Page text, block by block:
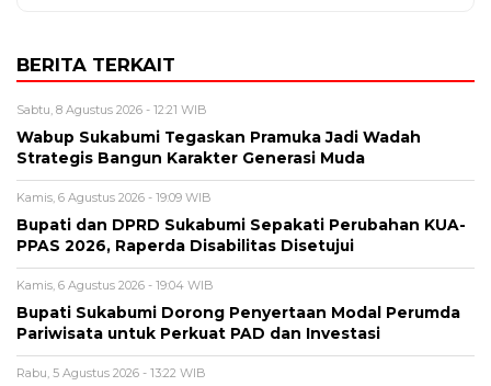
BERITA TERKAIT
Sabtu, 8 Agustus 2026 - 12:21 WIB
Wabup Sukabumi Tegaskan Pramuka Jadi Wadah
Strategis Bangun Karakter Generasi Muda
Kamis, 6 Agustus 2026 - 19:09 WIB
Bupati dan DPRD Sukabumi Sepakati Perubahan KUA-
PPAS 2026, Raperda Disabilitas Disetujui
Kamis, 6 Agustus 2026 - 19:04 WIB
Bupati Sukabumi Dorong Penyertaan Modal Perumda
Pariwisata untuk Perkuat PAD dan Investasi
Rabu, 5 Agustus 2026 - 13:22 WIB